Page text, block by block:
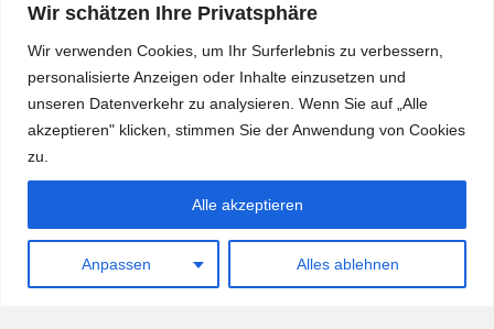
Wir schätzen Ihre Privatsphäre
Wir verwenden Cookies, um Ihr Surferlebnis zu verbessern,
personalisierte Anzeigen oder Inhalte einzusetzen und
unseren Datenverkehr zu analysieren. Wenn Sie auf „Alle
akzeptieren" klicken, stimmen Sie der Anwendung von Cookies
zu.
Anpassen Alles ablehnen
Alle akzeptieren
Anwalt Amtshaftung
Heidemann Partner - Kanzlei mit Schwerpunkt